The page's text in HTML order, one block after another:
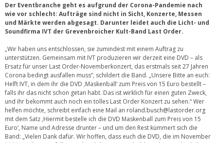
Der Eventbranche geht es aufgrund der Corona-Pandemie nach
wie vor schlecht: Aufträge sind nicht in Sicht, Konzerte, Messen
und Märkte werden abgesagt. Darunter leidet auch die Licht- und
Soundfirma IVT der Grevenbroicher Kult-Band Last Order.
„Wir haben uns entschlossen, sie zumindest mit einem Auftrag zu
unterstützen. Gemeinsam mit IVT produzieren wir derzeit eine DVD – als
Ersatz für unser Last Order-Novemberkonzert, das erstmals seit 27 Jahren
Corona bedingt ausfallen muss“, schildert die Band. „Unsere Bitte an euch:
Helft IVT, in dem ihr die DVD ‚Maskenball‘ zum Preis von 15 Euro bestellt –
falls ihr das nicht schon getan habt. Das ist wirklich für einen guten Zweck,
und ihr bekommt auch noch ein tolles Last Order Konzert zu sehen.“ Wer
helfen möchte, schreibt einfach eine Mail an roland.busch@lastorder.org
mit dem Satz ‚Hiermit bestelle ich die DVD Maskenball zum Preis von 15
Euro‘, Name und Adresse drunter – und um den Rest kümmert sich die
Band: „Vielen Dank dafür. Wir hoffen, dass euch die DVD, die im November